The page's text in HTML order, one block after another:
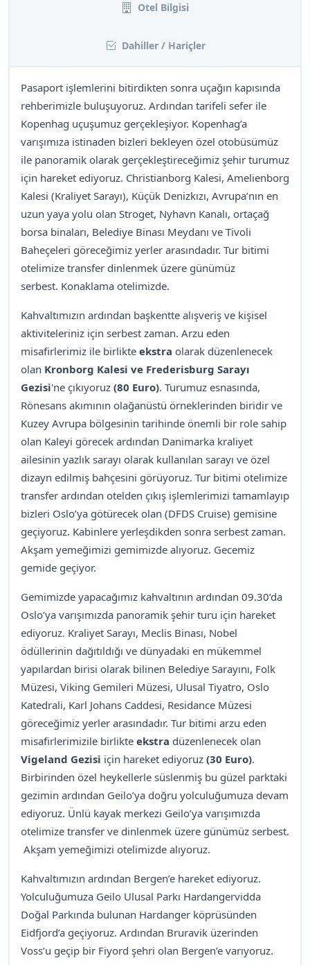
Otel Bilgisi
Dahiller / Hariçler
Pasaport işlemlerini bitirdikten sonra uçağın kapısında
rehberimizle buluşuyoruz. Ardından tarifeli sefer ile
Kopenhag uçuşumuz gerçekleşiyor. Kopenhag’a
varışımıza istinaden bizleri bekleyen özel otobüsümüz
ile panoramik olarak gerçekleştireceğimiz şehir turumuz
için hareket ediyoruz. Christianborg Kalesi, Amelienborg
Kalesi (Kraliyet Sarayı), Küçük Denizkızı, Avrupa’nın en
uzun yaya yolu olan Stroget, Nyhavn Kanalı, ortaçağ
borsa binaları, Belediye Binası Meydanı ve Tivoli
Baheçeleri göreceğimiz yerler arasındadır. Tur bitimi
otelimize transfer dinlenmek üzere günümüz
serbest. Konaklama otelimizde.
Kahvaltımızın ardından başkentte alışveriş ve kişisel
aktiviteleriniz için serbest zaman. Arzu eden
misafirlerimiz ile birlikte ekstra olarak düzenlenecek
olan Kronborg Kalesi ve Frederisburg Sarayı
Gezisi'ne çıkıyoruz (80 Euro). Turumuz esnasında,
Rönesans akımının olağanüstü örneklerinden biridir ve
Kuzey Avrupa bölgesinin tarihinde önemli bir role sahip
olan Kaleyi görecek ardından Danimarka kraliyet
ailesinin yazlık sarayı olarak kullanılan sarayı ve özel
dizayn edilmiş bahçesini görüyoruz. Tur bitimi otelimize
transfer ardından otelden çıkış işlemlerimizi tamamlayıp
bizleri Oslo’ya götürecek olan (DFDS Cruise) gemisine
geçiyoruz. Kabinlere yerleşdikden sonra serbest zaman.
Akşam yemeğimizi gemimizde alıyoruz. Gecemiz
gemide geçiyor.
Gemimizde yapacağımız kahvaltının ardından 09.30’da
Oslo’ya varışımızda panoramik şehir turu için hareket
ediyoruz. Kraliyet Sarayı, Meclis Binası, Nobel
ödüllerinin dağıtıldığı ve dünyadaki en mükemmel
yapılardan birisi olarak bilinen Belediye Sarayını, Folk
Müzesi, Viking Gemileri Müzesi, Ulusal Tiyatro, Oslo
Katedrali, Karl Johans Caddesi, Residance Müzesi
göreceğimiz yerler arasındadır. Tur bitimi arzu eden
misafirlerimizile birlikte ekstra düzenlenecek olan
Vigeland Gezisi için hareket ediyoruz (30 Euro).
Birbirinden özel heykellerle süslenmiş bu güzel parktaki
gezimin ardından Geilo’ya doğru yolculuğumuza devam
ediyoruz. Ünlü kayak merkezi Geilo’ya varışımızda
otelimize transfer ve dinlenmek üzere günümüz serbest.
Akşam yemeğimizi otelimizde alıyoruz.
Kahvaltımızın ardından Bergen’e hareket ediyoruz.
Yolculuğumuza Geilo Ulusal Parkı Hardangervidda
Doğal Parkında bulunan Hardanger köprüsünden
Eidfjord’a geçiyoruz. Ardından Bruravik üzerinden
Voss’u geçip bir Fiyord şehri olan Bergen’e varıyoruz.